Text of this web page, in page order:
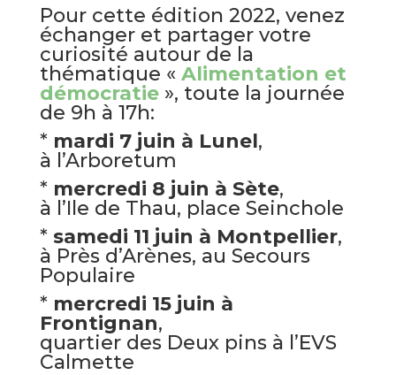
Pour cette édition 2022, venez
échanger et partager votre
curiosité autour de la
thématique « Alimentation et
démocratie», toute la journée
de 9h à 17h:
* mardi 7 juin à Lunel,
à l’Arboretum
* mercredi 8 juin à Sète,
à l’Ile de Thau, place Seinchole
* samedi 11 juin à Montpellier,
à Près d’Arènes, au Secours
Populaire
* mercredi 15 juin à
Frontignan,
quartier des Deux pins à l’EVS
Calmette